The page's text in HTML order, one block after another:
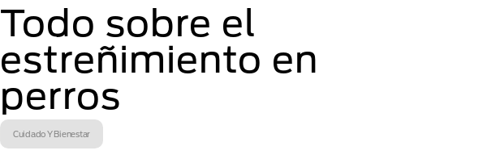
Todo sobre el
estreñimiento en
perros
Cuidado Y Bienestar